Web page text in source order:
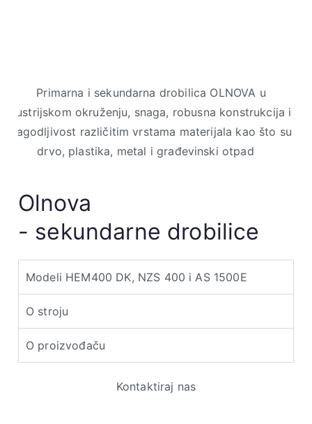
Olnova
- sekundarne drobilice
Modeli HEM400 DK, NZS 400 i AS 1500E
O stroju
O proizvođaču
Kontaktiraj nas